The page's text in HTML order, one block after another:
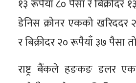
१३ रूपैयाँ ८० पैसा र बिक्रीदर
डेनिस क्रोनर एकको खरिददर
र बिक्रीदर २० रूपैयाँ ३७ पैसा
राष्ट्र बैंकले हङकङ डलर